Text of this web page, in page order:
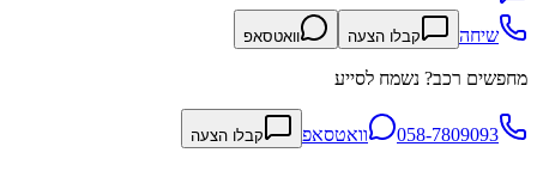
שיחה קבלו הצעה וואטסאפ
מחפשים רכב? נשמח לסייע
058-7809093 וואטסאפ קבלו הצעה